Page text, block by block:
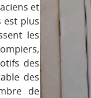
et
est plus
les
des
des
de